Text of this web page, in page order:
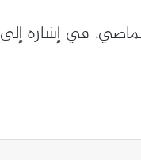
في إشارة إلى